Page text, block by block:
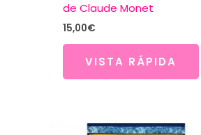
de Claude Monet
15,00€
VISTA RÁPIDA